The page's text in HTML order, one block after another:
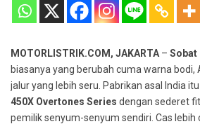
MOTORLISTRIK.COM, JAKARTA –
biasanya yang berubah cuma warna bodi,
jalur yang lebih seru. Pabrikan asal India
450X Overtones Series dengan sederet
pemilik senyum-senyum sendiri. Cas